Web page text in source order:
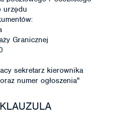
urzędu
Granicznej
sekretarz kierownika
numer ogłoszenia"